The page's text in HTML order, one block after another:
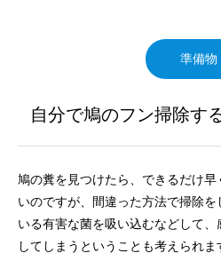
準備物
自分で鳩のフン掃除す
鳩の糞を見つけたら、できるだけ
いのですが、間違った方法で掃除
いる有害な菌を吸い込むなどして
してしまうということも考えられ